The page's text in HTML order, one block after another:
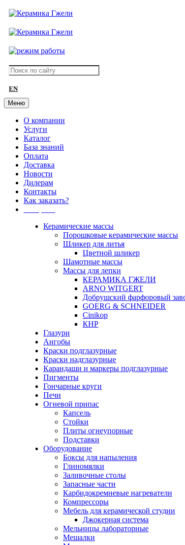
EN
Меню
О компании
Услуги
Каталог
База знаний
Оплата
Доставка
Новости
Дилерам
Контакты
Как заказать?
Керамические массы
Порошковые керамические массы
Шликер для литья
Цветной шликер
Шамотные массы
Массы для лепки
КЕРАМИКА ГЖЕЛИ
ARNO WITGERT
Добрушский фарфоровый
GOERG & SCHNEIDER
Cinikop
КНР
Глазури
Ангобы
Краски подглазурные
Краски надглазурные
Карандаши и маркеры подглазурные
Пигменты
Гончарные круги
Печи
Огневой припас
Капсель
Стойки
Плиты огнеупорные
Подставки
Оборудование
Боксы для напыления
Глиномялки
Заливочные столы
Запасные части
Карбидокремневые нагреватели
Компрессоры
Мебель для керамической студии
Джокерная система
Мельницы лабораторные
Мешалки